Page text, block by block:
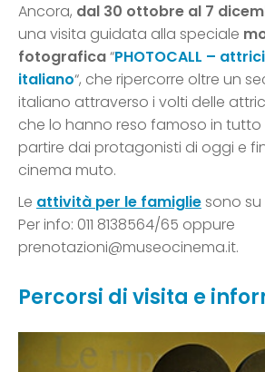
Ancora, dal 30 ottobre al 7
una visita guidata alla speciale
fotografica“PHOTOCALL –
italiano“, che ripercorre oltre un
italiano attraverso i volti delle
che lo hanno reso famoso in tutto
partire dai protagonisti di oggi e
cinema muto.
Le attività per le famigliesono
Per info: 011 8138564/65 oppure
prenotazioni@museocinema.it.
Percorsi di visita e